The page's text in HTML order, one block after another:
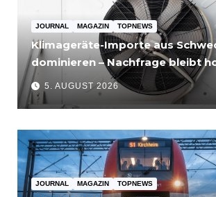
JOURNAL MAGAZIN TOPNEWS
Klimageräte-Importe aus
dominieren – Nachfrage bleibt
5. AUGUST 2026
JOURNAL MAGAZIN TOPNEWS